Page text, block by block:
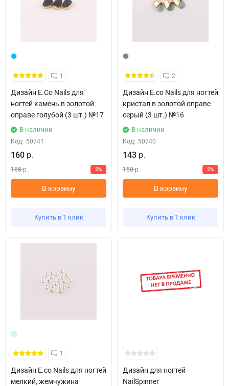
1
Дизайн E.Co Nails для
ногтей камень в золотой
оправе голубой (3 шт.) №17
В наличии
Код: 50741
160 р.
168 р. 5%
В корзину
Купить в 1 клик
2
Дизайн E.co Nails для ногтей
кристал в золотой оправе
серый (3 шт.) №16
В наличии
Код: 50740
143 р.
150 р. 5%
В корзину
Купить в 1 клик
1
Дизайн E.co Nails для ногтей
мелкий, жемчужина
Дизайн для ногтей
NailSpinner